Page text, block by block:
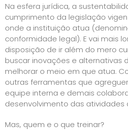
Na esfera jurídica, a
cumprimento da legislação
onde a instituição atua
conformidade legal). E vai mais
disposição de ir além do mero
buscar inovações e alternativas
melhorar o meio em que atua.
outras ferramentas que
equipe interna e demais
desenvolvimento das atividades
Mas, quem e o que treinar?